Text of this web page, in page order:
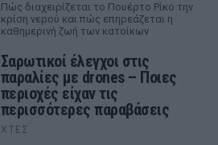
Πώς διαχειρίζεται το Πουέρτο Ρίκο την
κρίση νερού και πώς επηρεάζεται η
καθημερινή ζωή των κατοίκων
Σαρωτικοί έλεγχοι στις
παραλίες με drones – Ποιες
περιοχές είχαν τις
περισσότερες παραβάσεις
ΧΤΕΣ